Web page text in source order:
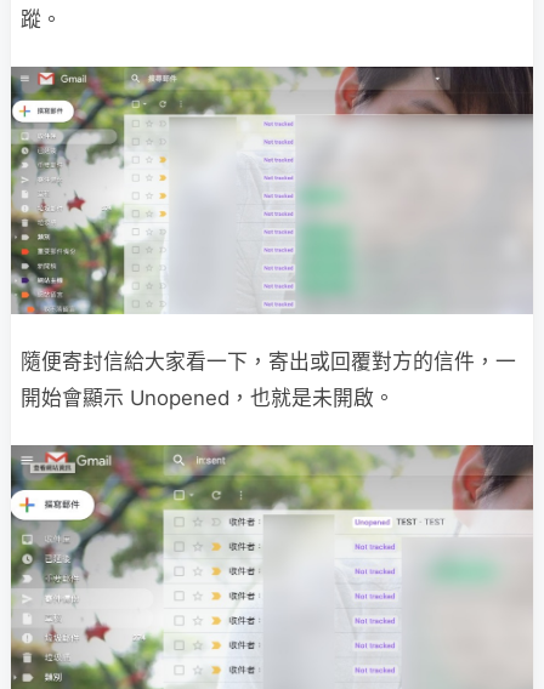
蹤。
隨便寄封信給大家看一下，寄出或回覆對方的信件，一
開始會顯示 Unopened，也就是未開啟。